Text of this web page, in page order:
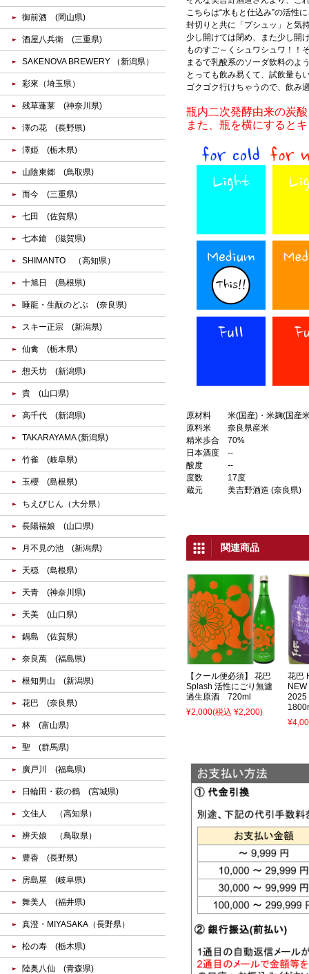
こちらは“水もと仕込み”の活性
封切りと共に「プシュッ」と気
少し開けては閉め、また少し開
ものすご～くシュワシュワ！！
まるで乳酸系のソーダ飲料のよ
とっても飲み易くて、試飲量も
ゴクゴク行けちゃうので、飲み
瓶内二次発酵由来の炭
また、瓶を横にすると
原材料
米(国産)・米麹(国産
原料米
奈良県産米
精米歩合
70%
日本酒度
--
酸度
--
度数
17度
蔵元
美吉野酒造 (奈良県)
関連商品
【クール便必須】 花巴
Splash 活性にごり無濾
過生原酒 720ml
¥2,000(税込 ¥2,200)
花巴
2025
御前酒 (岡山県)
酒屋八兵衛 (三重県)
SAKENOVA BREWERY （新潟県）
彩來（埼玉県）
残草蓬莱 (神奈川県)
澤の花 (長野県)
澤姫 (栃木県)
山陰東郷 (鳥取県)
而今 (三重県)
七田 (佐賀県)
七本鎗 (滋賀県)
SHIMANTO （高知県）
十旭日 (島根県)
睡龍・生酛のどぶ (奈良県)
スキー正宗 (新潟県)
仙禽 (栃木県)
想天坊 (新潟県)
貴 (山口県)
高千代 (新潟県)
TAKARAYAMA (新潟県)
竹雀 (岐阜県)
玉櫻 (島根県)
ちえびじん（大分県）
長陽福娘 (山口県)
月不見の池 (新潟県)
天穏 (島根県)
天青 (神奈川県)
天美 (山口県)
鍋島 (佐賀県)
奈良萬 (福島県)
根知男山 (新潟県)
花巴 (奈良県)
林 (富山県)
聖 (群馬県)
廣戸川 (福島県)
日輪田・萩の鶴 (宮城県)
文佳人 （高知県）
辨天娘 （鳥取県）
豊香 (長野県)
房島屋 (岐阜県)
舞美人 (福井県)
真澄・MIYASAKA（長野県）
松の寿 (栃木県)
陸奥八仙 (青森県)